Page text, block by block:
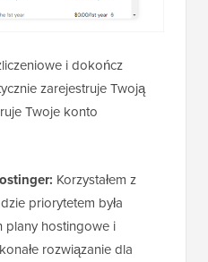
i dokończ
zarejestruje Twoją
Twoje konto
Korzystałem z
priorytetem była
plany hostingowe i
rozwiązanie dla